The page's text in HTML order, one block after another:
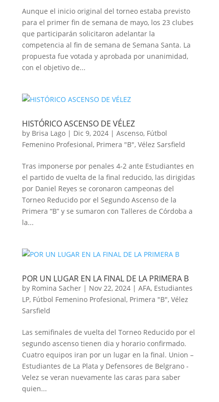
Aunque el inicio original del torneo estaba previsto
para el primer fin de semana de mayo, los 23 clubes
que participarán solicitaron adelantar la
competencia al fin de semana de Semana Santa. La
propuesta fue votada y aprobada por unanimidad,
con el objetivo de...
HISTÓRICO ASCENSO DE VÉLEZ
by Brisa Lago| Dic 9, 2024| Ascenso, Fútbol
Femenino Profesional, Primera "B", Vélez Sarsfield
Tras imponerse por penales 4-2 ante Estudiantes en
el partido de vuelta de la final reducido, las dirigidas
por Daniel Reyes se coronaron campeonas del
Torneo Reducido por el Segundo Ascenso de la
Primera “B” y se sumaron con Talleres de Córdoba a
la...
POR UN LUGAR EN LA FINAL DE LA PRIMERA B
by Romina Sacher| Nov 22, 2024| AFA, Estudiantes
LP, Fútbol Femenino Profesional, Primera "B", Vélez
Sarsfield
Las semifinales de vuelta del Torneo Reducido por el
segundo ascenso tienen dia y horario confirmado.
Cuatro equipos iran por un lugar en la final. Union –
Estudiantes de La Plata y Defensores de Belgrano -
Velez se veran nuevamente las caras para saber
quien...